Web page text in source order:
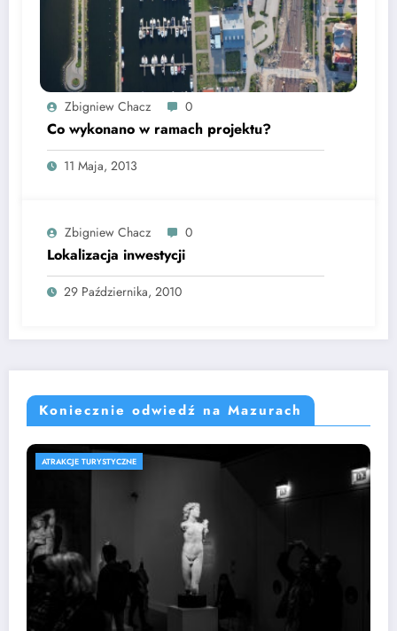
Zbigniew Chacz 0
Co wykonano w ramach projektu?
11 Maja, 2013
Zbigniew Chacz 0
Lokalizacja inwestycji
29 Października, 2010
Koniecznie odwiedź na Mazurach
ATRAKCJE TURYSTYCZNE